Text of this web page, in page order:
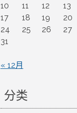
10
11 12 13
17
18 19 20
24
25 26 27
31
« 12月
分类